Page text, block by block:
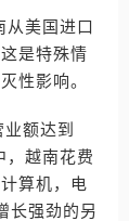
从美国进口
是特殊情
性影响。
额达到
，越南花费
算机，电
长强劲的另